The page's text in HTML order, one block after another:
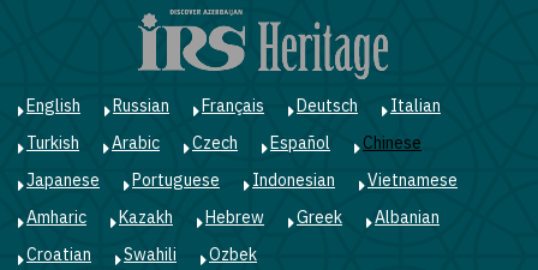
English Russian Français Deutsch
Italian
Turkish
Arabic Czech Español
Chinese
Japanese
Portuguese Indonesian
Vietnamese
Amharic
Kazakh Hebrew Greek
Albanian
Croatian
Swahili Ozbek